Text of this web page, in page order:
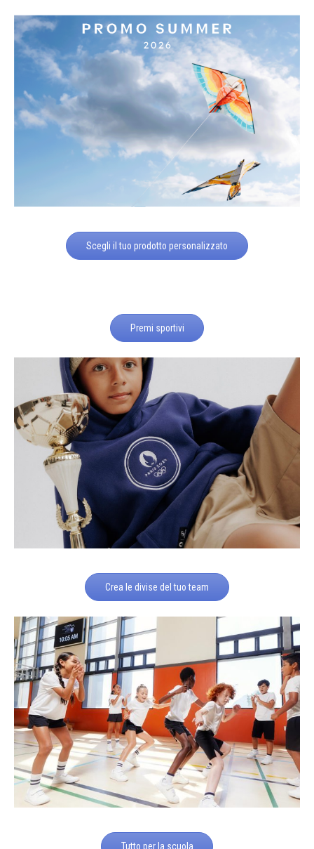
Scegli il tuo prodotto personalizzato
Premi sportivi
Crea le divise del tuo team
Tutto per la scuola